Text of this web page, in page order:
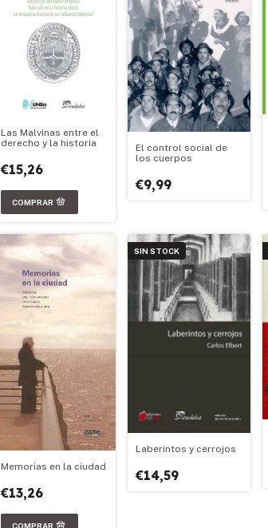
Las Malvinas entre el
derecho y la historia
€15,26
El control social de
los cuerpos
€9,99
Memorias en la ciudad
€13,26
SIN STOCK
Laberintos y cerrojos
€14,59